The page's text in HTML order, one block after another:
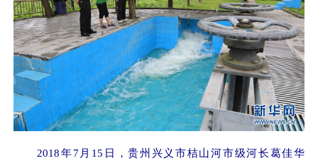
2018年7月15日，贵州兴义市桔山河市级河长葛佳华